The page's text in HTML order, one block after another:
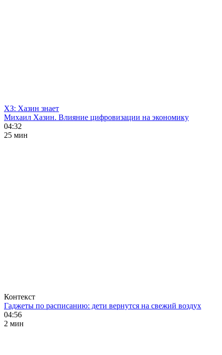
ХЗ: Хазин знает
Михаил Хазин. Влияние цифровизации на экономику
04:32
25 мин
Контекст
Гаджеты по расписанию: дети вернутся на свежий воздух
04:56
2 мин